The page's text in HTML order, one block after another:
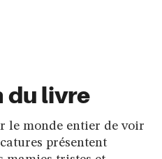
du livre
le monde entier de voir
présentent